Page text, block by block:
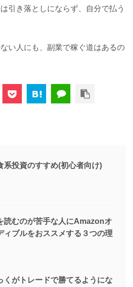
引き落としにならず、自分で払う
い人にも、副業で稼ぐ道はあるの
系投資のすすめ(初心者向け)
読むのが苦手な人にAmazonオ
ィブルをおススメする３つの理
くがトレードで勝てるようにな